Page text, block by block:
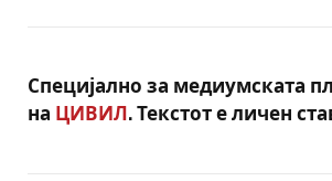
Специјално за медиумската
на ЦИВИЛ . Текстот е личен